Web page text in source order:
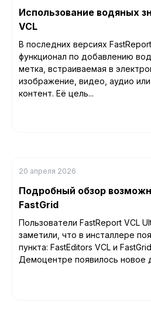
Использование водяных
VCL
В последних версиях
функционал по добавлению
метка, встраиваемая в
изображение, видео, аудио
контент. Её цель...
20 апреля 2026
Подробный обзор
FastGrid
Пользователи FastReport VCL
заметили, что в инсталлере
пункта: FastEditors VCL и
Демоцентре появилось новое